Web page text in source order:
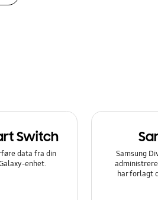
Switch
data fra din
enhet.
Samsung
har forlagt